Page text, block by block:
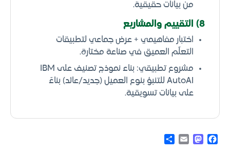
من بيانات حقيقية.
8) التقييم والمشاريع
اختبار مفاهيمي + عرض جماعي لتطبيقات
التعلّم العميق في صناعة مختارة.
مشروع تطبيقي: بناء نموذج تصنيف على IBM
AutoAI للتنبؤ بنوع العميل (جديد/عائد) بناءً
على بيانات تسويقية.
Facebook
Mastodon
Email